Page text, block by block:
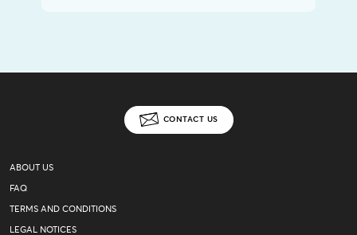
CONTACT US
ABOUT US
FAQ
TERMS AND CONDITIONS
LEGAL NOTICES